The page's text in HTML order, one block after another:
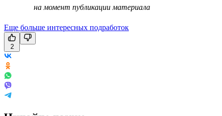
на момент публикации материала
Еще больше интересных подработок
2